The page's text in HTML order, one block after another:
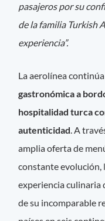
pasajeros por su
de la familia Turkish
experiencia”.
La aerolínea continúa
gastronómica a
hospitalidad turca
autenticidad . A
amplia oferta de
constante evolución,
experiencia culinaria
de su incomparable